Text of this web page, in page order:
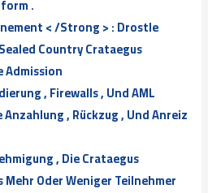
.
< /Strong > : Drostle
Country Crataegus
Admission
, Firewalls , Und AML
, Rückzug , Und Anreiz
, Die Crataegus
Oder Weniger Teilnehmer